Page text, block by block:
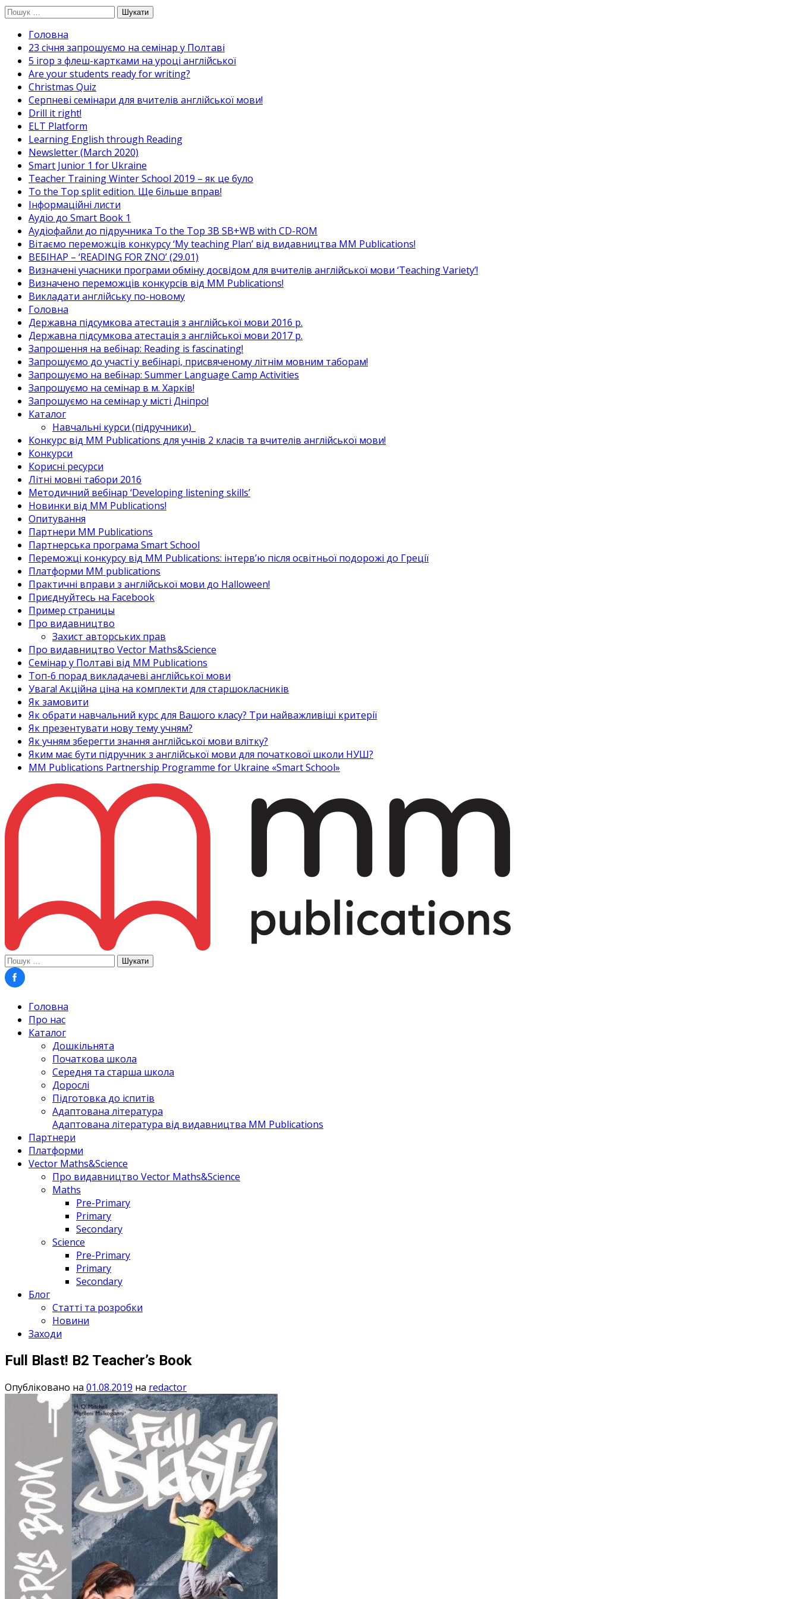
Перейти
вмісту
Пошук:
Головна
23 січня запрошуємо на семінар у Полтаві
5 ігор з флеш-картками на уроці англійської
Are your students ready for writing?
Christmas Quiz
Cерпневі семінари для вчителів англійської мови!
Drill it right!
ELT Platform
Learning English through Reading
Newsletter (March 2020)
Smart Junior 1 for Ukraine
Teacher Training Winter School 2019 – як це було
To the Top split edition. Ще більше вправ!
Інформаційні листи
Аудіо до Smart Book 1
Аудіофайли до підручника To the Top 3B SB+WB with CD-ROM
Вітаємо переможців конкурсу ‘My teaching Plan’ від видавництва MM Publications!
ВЕБІНАР – ‘READING FOR ZNO’ (29.01)
Визначені учасники програми обміну досвідом для вчителів англійської мови ‘Teaching Variety’!
Визначено переможців конкурсів від MM Publications!
Викладати англійську по-новому
Головна
Державна підсумкова атестація з англійської мови 2016 р.
Державна підсумкова атестація з англійської мови 2017 р.
Запрошення на вебінар: Reading is fascinating!
Запрошуємо до участі у вебінарі, присвяченому літнім мовним таборам!
Запрошуємо на вебінар: Summer Language Camp Activities
Запрошуємо на семінар в м. Харків!
Запрошуємо на семінар у місті Дніпро!
Каталог
Навчальні курси (підручники)_
Конкурс від MM Publications для учнів 2 класів та вчителів англійської мови!
Конкурси
Корисні ресурси
Літні мовні табори 2016
Методичний вебінар ‘Developing listening skills’
Новинки від MM Publications!
Опитування
Партнери MM Publications
Партнерська програма Smart School
Переможці конкурсу від MM Publications: інтерв’ю після освітньої подорожі до Греції
Платформи MM publications
Практичні вправи з англійської мови до Halloween!
Приєднуйтесь на Facebook
Пример страницы
Про видавництво
Захист авторських прав
Про видавництво Vector Maths&Science
Семінар у Полтаві від MM Publications
Топ-6 порад викладачеві англійської мови
Увага! Акційна ціна на комплекти для старшокласників
Як замовити
Як обрати навчальний курс для Вашого класу? Три найважливіші критерії
Як презентувати нову тему учням?
Як учням зберегти знання англійської мови влітку?
Яким має бути підручник з англійської мови для початкової школи НУШ?
MM Publications Partnership Programme for Ukraine «Smart School»
Пошук:
Головна
Про нас
Каталог
Дошкільнята
Початкова школа
Середня та старша школа
Дорослі
Підготовка до іспитів
Адаптована література
Адаптована література від видавництва MM Publications
Партнери
Платформи
Vector Maths&Science
Про видавництво Vector Maths&Science
Maths
Pre-Primary
Primary
Secondary
Science
Pre-Primary
Primary
Secondary
Блог
Статті та розробки
Новини
Заходи
Full Blast! B2 Teacher’s Book
Опубліковано на 01.08.2019 на redactor